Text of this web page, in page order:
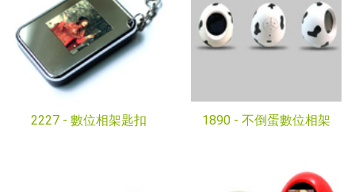
2227 - 數位相架匙扣 1890 - 不倒蛋數位相架